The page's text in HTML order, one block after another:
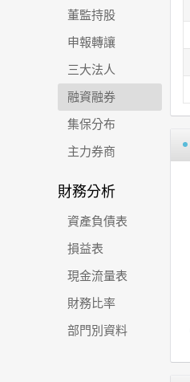
董監持股
申報轉讓
三大法人
融資融券
集保分布
主力券商
財務分析
資產負債表
損益表
現金流量表
財務比率
部門別資料